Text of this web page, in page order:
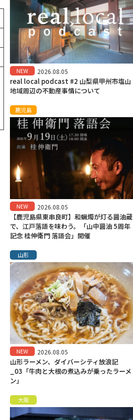
NEW 2026.08.05
real local podcast #2 山梨県甲州市塩山
地域周辺の不動産事情について
鹿児島
NEW 2026.08.05
【鹿児島県東串良町】和蝋燭が灯る醤油蔵
で、江戸落語を味わう。「山中醤油 5周年
記念 桂伸衛門 落語会」開催
山形
NEW 2026.08.05
山形ラーメン、ダイバーシティ放浪記
_03「牛肉と大根の煮込みが乗ったラーメ
ン」
大阪